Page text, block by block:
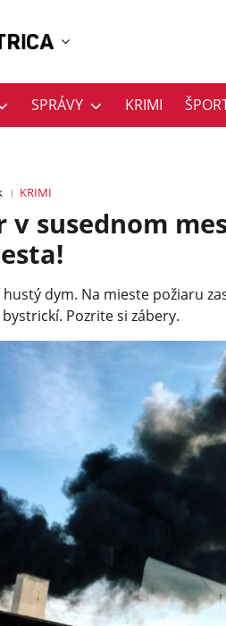
SPRÁVY KRIMI
KRIMI
susednom
dym. Na mieste požiaru
Pozrite si zábery.